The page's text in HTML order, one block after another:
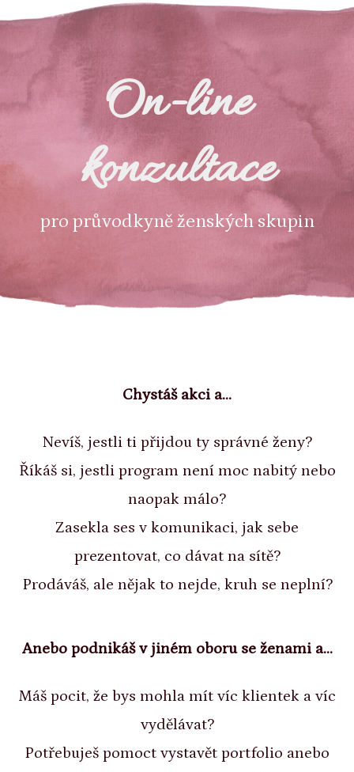
On-line
konzultace
pro průvodkyně ženských skupin
Chystáš akci a...
Nevíš, jestli ti přijdou ty správné ženy?
Říkáš si, jestli program není moc nabitý nebo
naopak málo?
Zasekla ses v komunikaci, jak sebe
prezentovat, co dávat na sítě?
Prodáváš, ale nějak to nejde, kruh se neplní?
Anebo podnikáš v jiném oboru se ženami a...
Máš pocit, že bys mohla mít víc klientek a víc
vydělávat?
Potřebuješ pomoct vystavět portfolio anebo